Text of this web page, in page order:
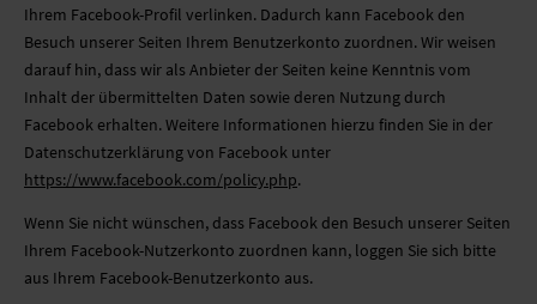
Ihrem Facebook-Profil verlinken. Dadurch kann Facebook den
Besuch unserer Seiten Ihrem Benutzerkonto zuordnen. Wir weisen
darauf hin, dass wir als Anbieter der Seiten keine Kenntnis vom
Inhalt der übermittelten Daten sowie deren Nutzung durch
Facebook erhalten. Weitere Informationen hierzu finden Sie in der
Datenschutzerklärung von Facebook unter
https://www.facebook.com/policy.php.
Wenn Sie nicht wünschen, dass Facebook den Besuch unserer Seiten
Ihrem Facebook-Nutzerkonto zuordnen kann, loggen Sie sich bitte
aus Ihrem Facebook-Benutzerkonto aus.